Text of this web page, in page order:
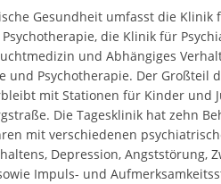
Gesundheit umfasst die Klinik
die Klinik für
und Abhängiges
und Psychotherapie. Der Großteil
mit Stationen für Kinder und
Die Tagesklinik hat zehn
mit verschiedenen
Depression, Angststörung,
Impuls- und